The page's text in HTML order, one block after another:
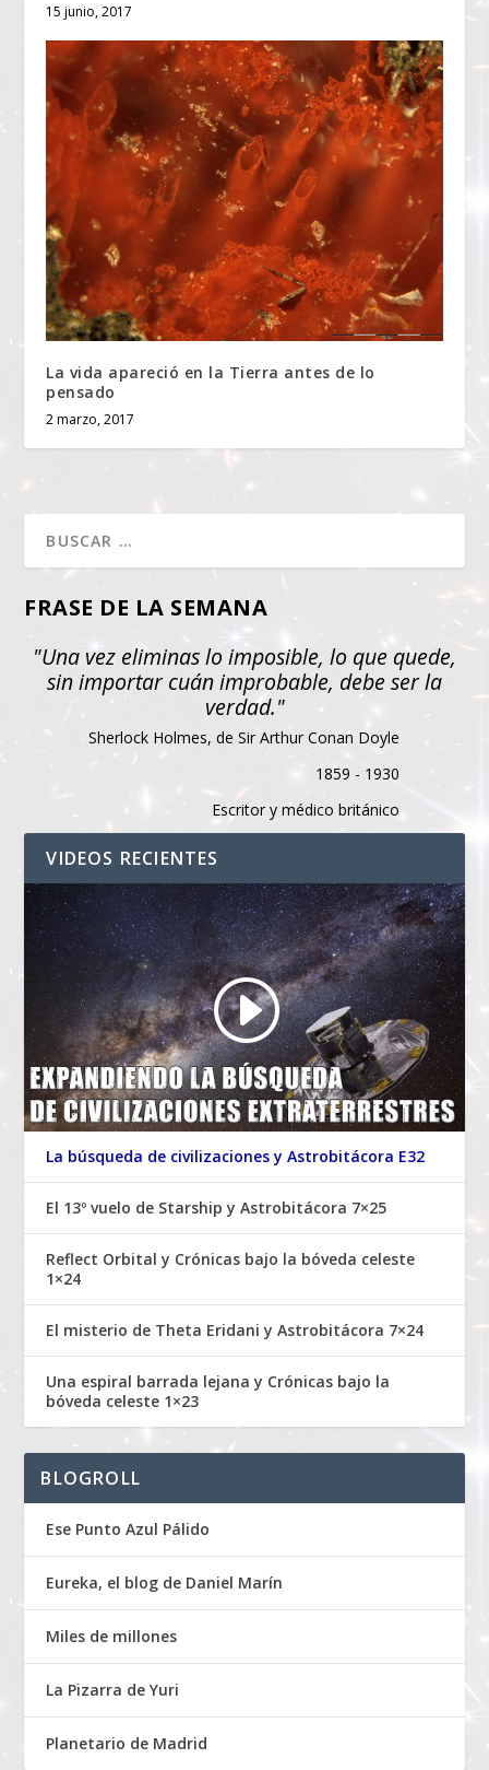
15 junio, 2017
La vida apareció en la Tierra antes de lo
pensado
2 marzo, 2017
FRASE DE LA SEMANA
"Una vez eliminas lo imposible, lo que quede,
sin importar cuán improbable, debe ser la
verdad."
Sherlock Holmes, de Sir Arthur Conan Doyle
1859 - 1930
Escritor y médico británico
VIDEOS RECIENTES
La búsqueda de civilizaciones y Astrobitácora E32
El 13º vuelo de Starship y Astrobitácora 7×25
Reflect Orbital y Crónicas bajo la bóveda celeste
1×24
El misterio de Theta Eridani y Astrobitácora 7×24
Una espiral barrada lejana y Crónicas bajo la
bóveda celeste 1×23
BLOGROLL
Ese Punto Azul Pálido
Eureka, el blog de Daniel Marín
Miles de millones
La Pizarra de Yuri
Planetario de Madrid